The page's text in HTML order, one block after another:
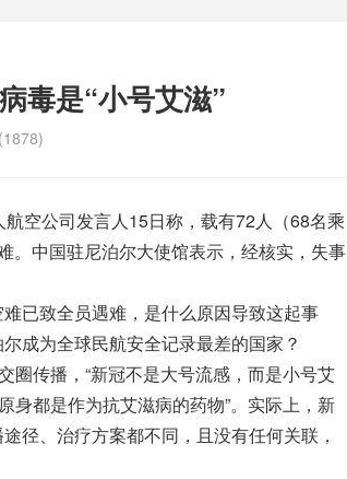
毒是“小号艾滋”
空公司发言人15日称，载有72人（68名乘
。中国驻尼泊尔大使馆表示，经核实，失事
已致全员遇难，是什么原因导致这起事
成为全球民航安全记录最差的国家？
圈传播，“新冠不是大号流感，而是小号艾
身都是作为抗艾滋病的药物”。实际上，新
径、治疗方案都不同，且没有任何关联，